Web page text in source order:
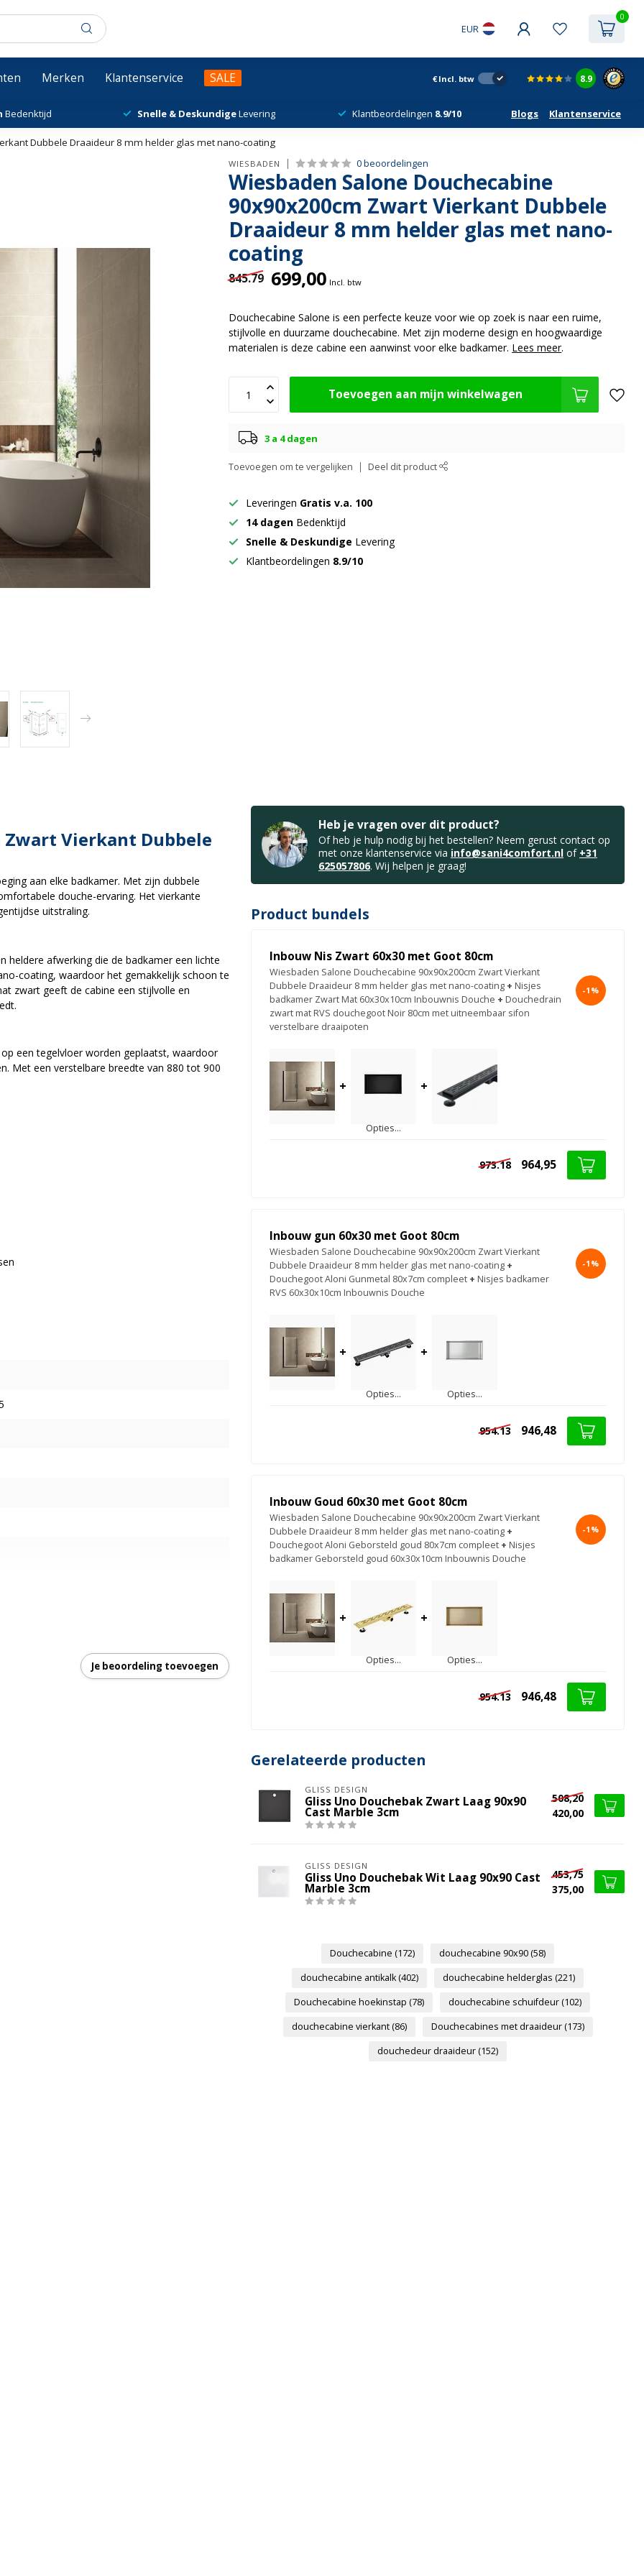
EUR
0
Merken Klantenservice SALE € Incl. btw 8.9
Bedenktijd Snelle & DeskundigeLevering Klantbeordelingen 8.9/10 Blogs Klantenservice
Dubbele Draaideur 8 mm helder glas met nano-coating
WIESBADEN 0 beoordelingen
Wiesbaden Salone Douchecabine
90x90x200cm Zwart Vierkant Dubbele
Draaideur 8 mm helder glas met nano-
coating
845.79 699,00 Incl. btw
Douchecabine Salone is een perfecte keuze voor wie op zoek is naar een ruime,
stijlvolle en duurzame douchecabine. Met zijn moderne design en hoogwaardige
materialen is deze cabine een aanwinst voor elke badkamer. Lees meer.
Toevoegen aan mijn winkelwagen
3 a 4 dagen
Toevoegen om te vergelijken Deel dit product
Leveringen Gratis v.a. 100
14 dagen Bedenktijd
Snelle & Deskundige Levering
Klantbeordelingen 8.9/10
Zwart Vierkant Dubbele
aan elke badkamer. Met zijn dubbele
douche-ervaring. Het vierkante
uitstraling.
heldere afwerking die de badkamer een lichte
coating, waardoor het gemakkelijk schoon te
zwart geeft de cabine een stijlvolle en
een tegelvloer worden geplaatst, waardoor
Met een verstelbare breedte van 880 tot 900
Je beoordeling toevoegen
Heb je vragen over dit product?
Of heb je hulp nodig bij het bestellen? Neem gerust contact op
met onze klantenservice via info@sani4comfort.nl of +31
625057806. Wij helpen je graag!
Product bundels
Inbouw Nis Zwart 60x30 met Goot 80cm
Wiesbaden Salone Douchecabine 90x90x200cm Zwart Vierkant
Dubbele Draaideur 8 mm helder glas met nano-coating + Nisjes
badkamer Zwart Mat 60x30x10cm Inbouwnis Douche + Douchedrain
zwart mat RVS douchegoot Noir 80cm met uitneembaar sifon
verstelbare draaipoten
-1%
+
Opties...
+
973.18 964,95
Inbouw gun 60x30 met Goot 80cm
Wiesbaden Salone Douchecabine 90x90x200cm Zwart Vierkant
Dubbele Draaideur 8 mm helder glas met nano-coating +
Douchegoot Aloni Gunmetal 80x7cm compleet + Nisjes badkamer
RVS 60x30x10cm Inbouwnis Douche
-1%
+
Opties...
+
Opties...
954.13 946,48
Inbouw Goud 60x30 met Goot 80cm
Wiesbaden Salone Douchecabine 90x90x200cm Zwart Vierkant
Dubbele Draaideur 8 mm helder glas met nano-coating +
Douchegoot Aloni Geborsteld goud 80x7cm compleet + Nisjes
badkamer Geborsteld goud 60x30x10cm Inbouwnis Douche
-1%
+
Opties...
+
Opties...
954.13 946,48
Gerelateerde producten
GLISS DESIGN
Gliss Uno Douchebak Zwart Laag 90x90
Cast Marble 3cm
508,20
420,00
GLISS DESIGN
Gliss Uno Douchebak Wit Laag 90x90 Cast
Marble 3cm
453,75
375,00
Douchecabine (172) douchecabine 90x90(58)
douchecabine antikalk(402) douchecabine helderglas (221)
Douchecabine hoekinstap (78) douchecabine schuifdeur(102)
douchecabine vierkant(86) Douchecabines met draaideur(173)
douchedeur draaideur(152)